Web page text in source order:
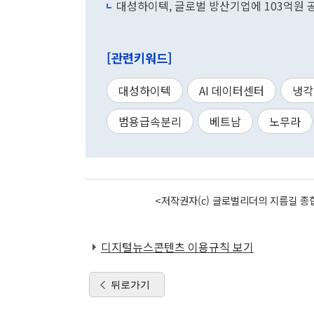
대성하이텍, 글로벌 방산기업에 103억원
[관련키워드]
대성하이텍 AI 데이터센터
냉
범용급속분리
베트남 노무라
<저작권자(c) 글로벌리더의 지름길
디지털뉴스콘텐츠 이용규칙 보기
뒤로가기